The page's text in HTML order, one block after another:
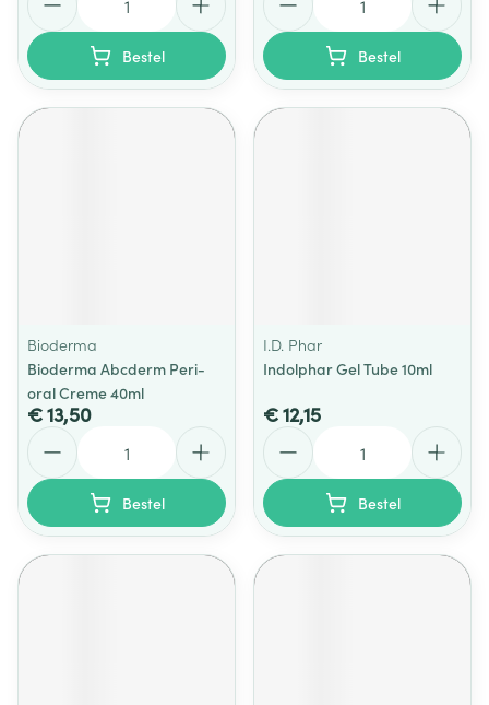
Bestel Bestel
Bioderma
Bioderma Abcderm Peri-
oral Creme 40ml
€ 13,50
Bestel
I.D. Phar
Indolphar Gel Tube 10ml
€ 12,15
Bestel